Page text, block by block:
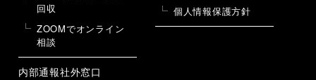
回収
ZOOMでオンライン
相談
内部通報社外窓口
個人情報保護方針